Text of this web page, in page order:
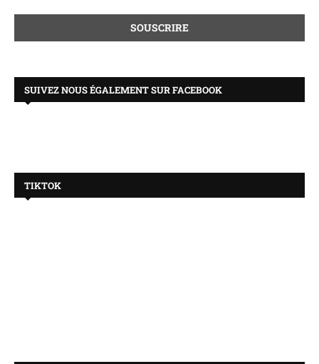
SUIVEZ NOUS ÉGALEMENT SUR FACEBOOK
TIKTOK